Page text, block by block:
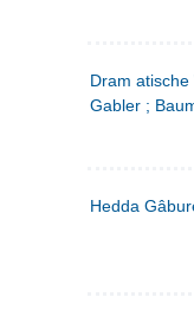
Dram atische
Gabler ;
Hedda